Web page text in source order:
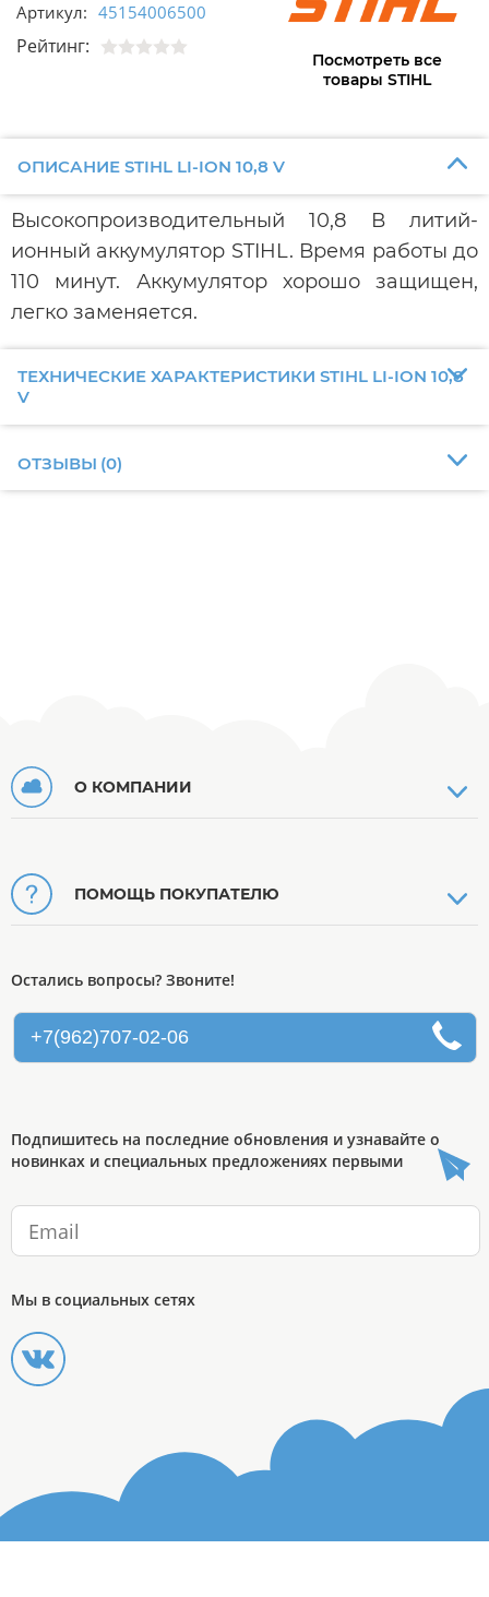
Артикул: 45154006500
Рейтинг:
Посмотреть все
товары STIHL
ОПИСАНИЕ STIHL LI-ION 10,8 V
Высокопроизводительный 10,8 В литий-
ионный аккумулятор STIHL. Время работы до
110 минут. Аккумулятор хорошо защищен,
легко заменяется.
ТЕХНИЧЕСКИЕ ХАРАКТЕРИСТИКИ STIHL LI-ION 10,8
V
ОТЗЫВЫ (0)
О КОМПАНИИ
ПОМОЩЬ ПОКУПАТЕЛЮ
Остались вопросы? Звоните!
+7(962)707-02-06
Подпишитесь на последние обновления и узнавайте о
новинках и специальных предложениях первыми
Мы в социальных сетях